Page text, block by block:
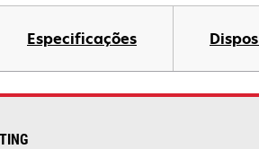
Especificações